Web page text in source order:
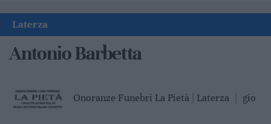
Laterza
Antonio Barbetta
Onoranze Funebri La Pietà | Laterza gio